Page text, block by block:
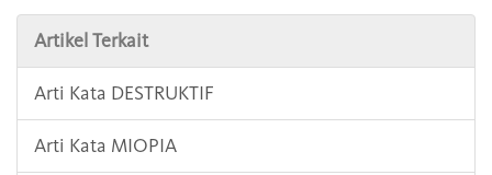
Artikel Terkait
Arti Kata DESTRUKTIF
Arti Kata MIOPIA